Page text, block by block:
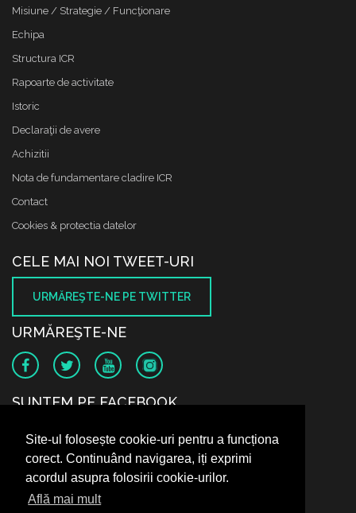
Site-ul folosește cookie-uri pentru a funcționa
corect. Continuând navigarea, iți exprimi
acordul asupra folosirii cookie-urilor.
Află mai mult
Misiune / Strategie / Funcţionare
Echipa
Structura ICR
Rapoarte de activitate
Istoric
Declaraţii de avere
Achizitii
Nota de fundamentare cladire ICR
Contact
Cookies & protectia datelor
CELE MAI NOI TWEET-URI
URMĂREŞTE-NE PE TWITTER
URMĂREŞTE-NE
SUNTEM PE FACEBOOK